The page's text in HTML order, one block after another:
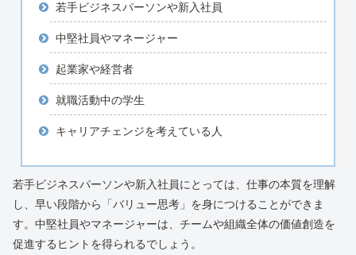
若手ビジネスパーソンや新入社員
中堅社員やマネージャー
起業家や経営者
就職活動中の学生
キャリアチェンジを考えている人
若手ビジネスパーソンや新入社員にとっては、仕事の本質を理解
し、早い段階から「バリュー思考」を身につけることができま
す。中堅社員やマネージャーは、チームや組織全体の価値創造を
促進するヒントを得られるでしょう。